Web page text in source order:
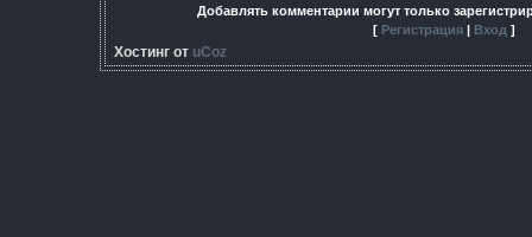
Добавлять комментарии могут только
[ Регистрация | Вход ]
Хостинг от uCoz